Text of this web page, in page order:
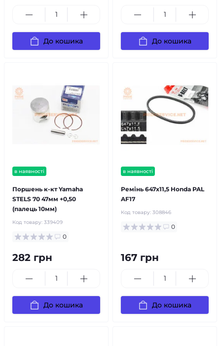
До кошика До кошика
в наявності
Поршень к-кт Yamaha
STELS 70 47мм +0,50
(палець 10мм)
Код товару: 339409
0
282 грн
До кошика
в наявності
Ремінь 647х11,5 Honda PAL
AF17
Код товару: 308846
0
167 грн
До кошика